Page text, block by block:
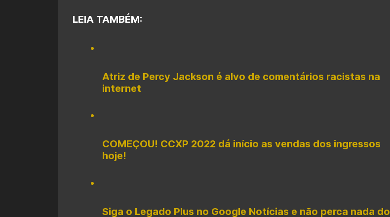
LEIA TAMBÉM:
Atriz de Percy Jackson é alvo de comentários racistas na
internet
COMEÇOU! CCXP 2022 dá início as vendas dos ingressos
hoje!
Siga o Legado Plus no Google Notícias e não perca nada do